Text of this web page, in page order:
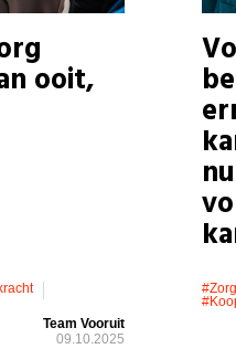
ooit,
Team Vooruit
09.10.2025
#zorg